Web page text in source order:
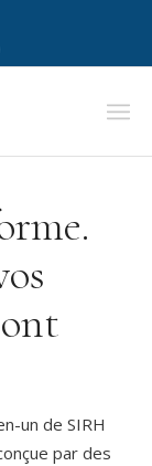
un de SIRH
par des